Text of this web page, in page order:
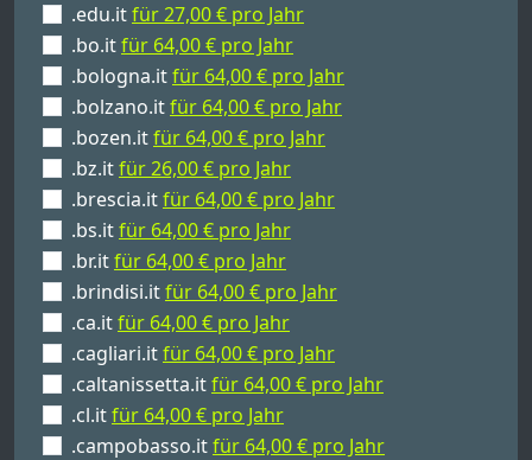
.edu.itfür 27,00 € pro Jahr
.bo.itfür 64,00 € pro Jahr
.bologna.itfür 64,00 € pro Jahr
.bolzano.itfür 64,00 € pro Jahr
.bozen.itfür 64,00 € pro Jahr
.bz.itfür 26,00 € pro Jahr
.brescia.itfür 64,00 € pro Jahr
.bs.itfür 64,00 € pro Jahr
.br.itfür 64,00 € pro Jahr
.brindisi.itfür 64,00 € pro Jahr
.ca.itfür 64,00 € pro Jahr
.cagliari.itfür 64,00 € pro Jahr
.caltanissetta.itfür 64,00 € pro Jahr
.cl.itfür 64,00 € pro Jahr
.campobasso.itfür 64,00 € pro Jahr